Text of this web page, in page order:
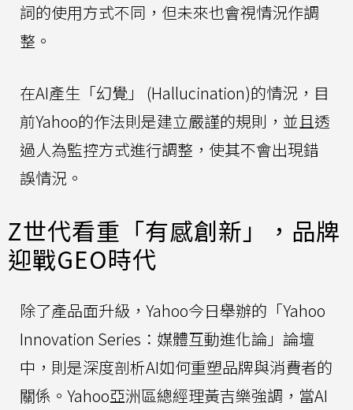
詞的使用方式不同，但未來也會視情況作調
整。
在AI產生「幻覺」 (Hallucination)的情況，目
前Yahoo的作法則是建立嚴謹的規則，並且透
過人為監控方式進行調整，使其不會出現錯
誤情況。
Z世代看重「有感創新」，品牌
迎戰GEO時代
除了產品面升級，Yahoo今日舉辦的「Yahoo
Innovation Series：媒體互動進化論」論壇
中，則是深度剖析AI如何重塑品牌與消費者的
關係。Yahoo亞洲區總經理黃吉樂強調，當AI